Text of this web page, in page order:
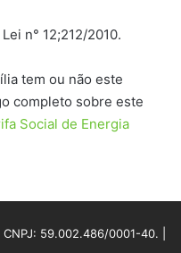
n° 12;212/2010.
tem ou não este
completo sobre este
Social de Energia
59.002.486/0001-40. |